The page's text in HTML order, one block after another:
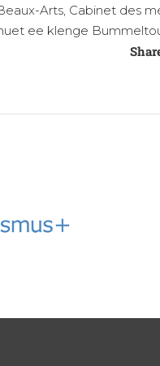
Arts, Cabinet des
ee klenge